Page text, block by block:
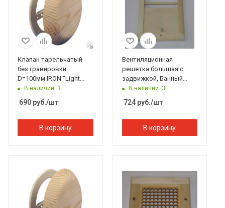
Клапан тарельчатый
без гравировки
D=100мм IRON "Light
wood" липа, 212F,
Банный Эксперт
В наличии: 3
690 руб./шт
В корзину
Вентиляционная
решетка большая с
задвижкой, Банный
Эксперт
В наличии: 3
724руб./шт
В корзину